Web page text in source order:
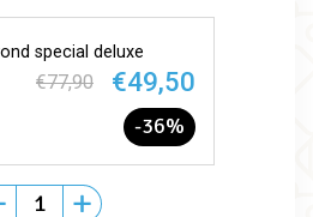
special deluxe
€77,90 €49,50
-36%